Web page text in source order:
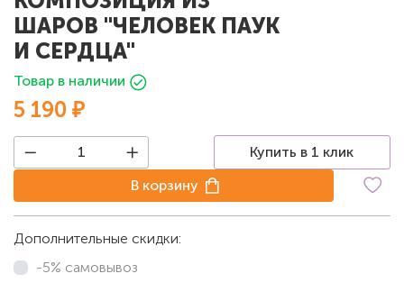
ШАРОВ "ЧЕЛОВЕК ПАУК
И СЕРДЦА"
Товар в наличии
5 190 ₽
Купить в 1 клик
В корзину
Дополнительные скидки:
-5% самовывоз